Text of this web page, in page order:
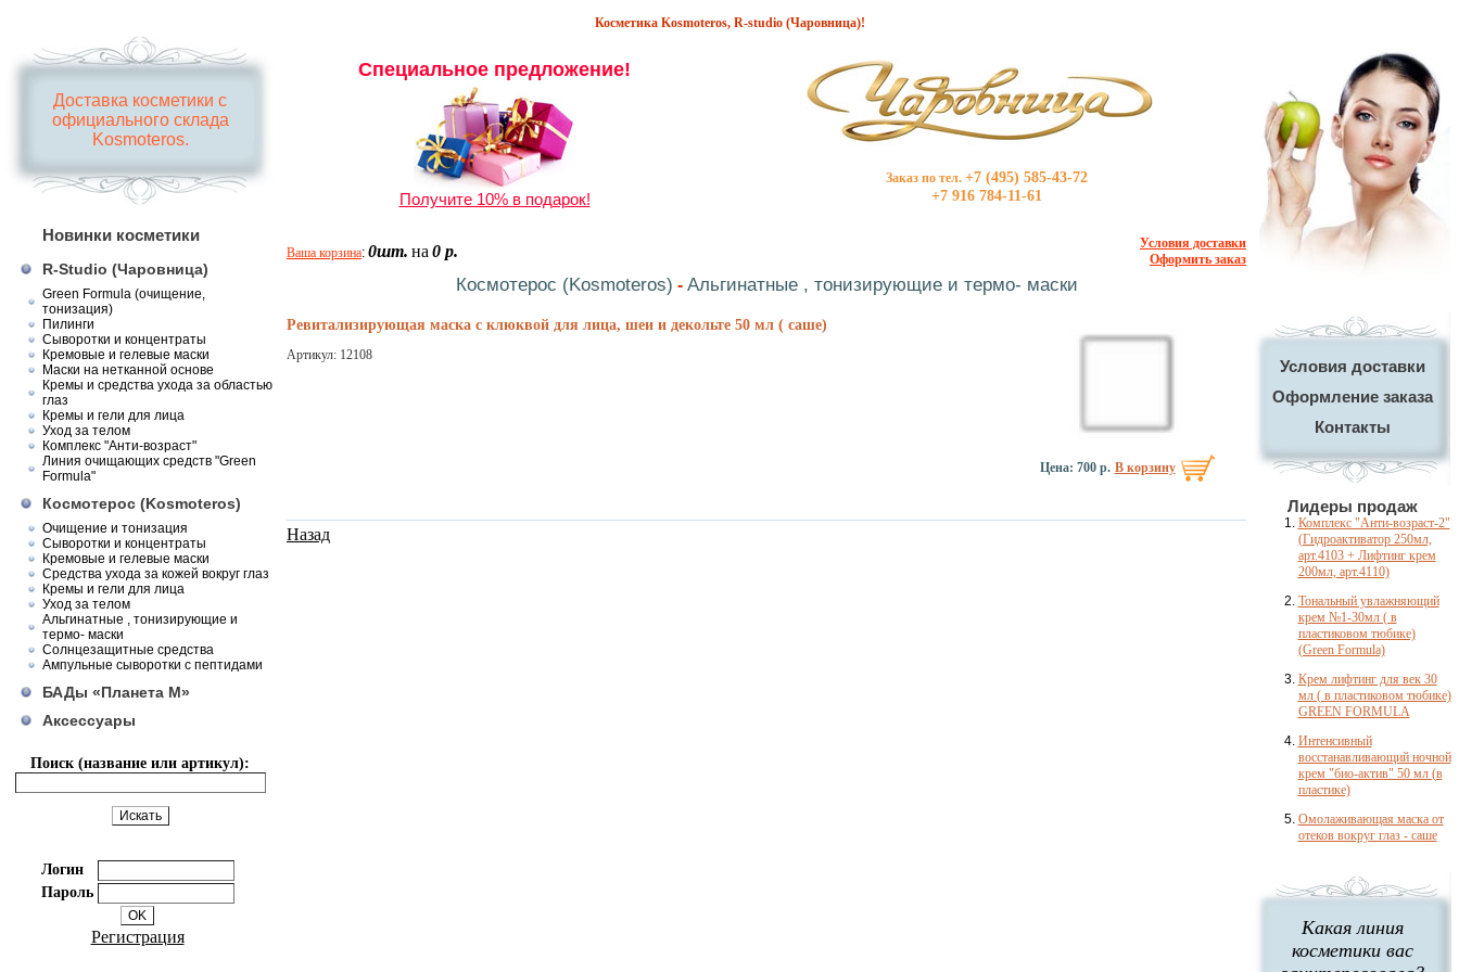
Косметика Kosmoteros, R-studio (Чаровница)!
Доставка косметики с
официального склада
Kosmoteros.
Новинки косметики
R-Studio (Чаровница)
Green Formula (очищение,
тонизация)
Пилинги
Сыворотки и концентраты
Кремовые и гелевые маски
Маски на нетканной основе
Кремы и средства ухода за областью
глаз
Кремы и гели для лица
Уход за телом
Комплекс "Анти-возраст"
Линия очищающих средств "Green
Formula"
Космотерос (Kosmoteros)
Очищение и тонизация
Сыворотки и концентраты
Кремовые и гелевые маски
Средства ухода за кожей вокруг глаз
Кремы и гели для лица
Уход за телом
Альгинатные , тонизирующие и
термо- маски
Солнцезащитные средства
Ампульные сыворотки с пептидами
БАДы «Планета М»
Аксессуары
Поиск (название или артикул):
Логин
Пароль
Регистрация
Специальное предложение!
Получите 10% в подарок!
Заказ по тел. +7 (495) 585-43-72
+7 916 784-11-61
Ваша корзина: 0шт. на 0 р.
Условия доставки
Оформить заказ
Космотерос (Kosmoteros) - Альгинатные , тонизирующие и термо- маски
Ревитализирующая маска с клюквой для лица, шеи и декольте 50 мл ( саше)
Артикул: 12108
Цена: 700 р. В корзину
Назад
Условия доставки
Оформление заказа
Контакты
Лидеры продаж
Комплекс "Анти-возраст-2"
(Гидроактиватор 250мл,
арт.4103 + Лифтинг крем
200мл, арт.4110)
Тональный увлажняющий
крем №1-30мл ( в
пластиковом тюбике)
(Green Formula)
Крем лифтинг для век 30
мл ( в пластиковом тюбике)
GREEN FORMULA
Интенсивный
восстанавливающий ночной
крем "био-актив" 50 мл (в
пластике)
Омолаживающая маска от
отеков вокруг глаз - саше
Какая линия
косметики вас